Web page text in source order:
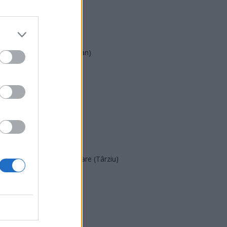
PMP (Tomac)
Forța Dreptei (L. Orban)
SENS
POT (Gavrilă)
Acțiunea Conservatoare (Târziu)
PDF (Lazarus)
PNCR (Terheș)